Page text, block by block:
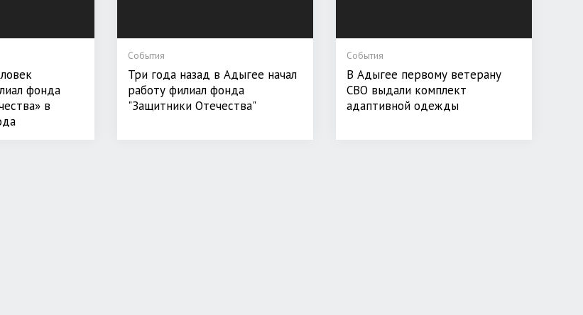
фонда
в
События
Три года назад в Адыгее начал
работу филиал фонда
"Защитники Отечества"
События
В Адыгее первому ветерану
СВО выдали комплект
адаптивной одежды